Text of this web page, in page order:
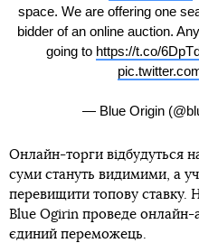
space. We are offering one
bidder of an online auction.
going to https://t.co/
— Blue Origin
Онлайн-торги відбудуться
суми стануть видимими, а
перевищити топову ставку.
Blue Ogirin проведе онлайн-
єдиний переможець.